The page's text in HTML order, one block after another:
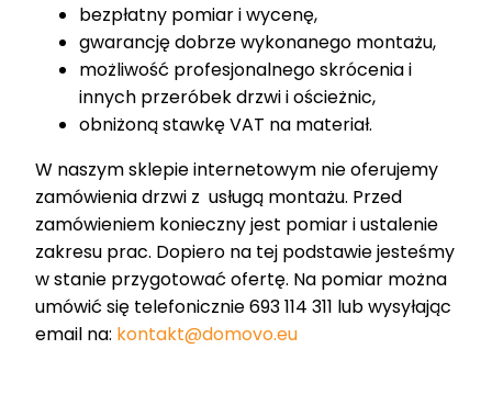
bezpłatny pomiar i wycenę,
gwarancję dobrze wykonanego montażu,
możliwość profesjonalnego skrócenia i
innych przeróbek drzwi i ościeżnic,
obniżoną stawkę VAT na materiał.
W naszym sklepie internetowym nie oferujemy
zamówienia drzwi z usługą montażu. Przed
zamówieniem konieczny jest pomiar i ustalenie
zakresu prac. Dopiero na tej podstawie jesteśmy
w stanie przygotować ofertę. Na pomiar można
umówić się telefonicznie 693 114 311 lub wysyłając
email na: kontakt@domovo.eu